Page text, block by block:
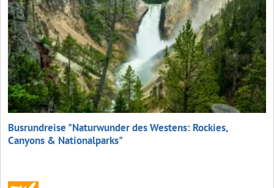
Busrundreise "Naturwunder des Westens: Rockies,
Canyons & Nationalparks"